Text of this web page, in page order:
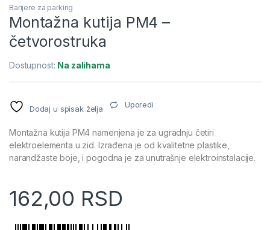
Barijere za parking
Montažna kutija PM4 –
četvorostruka
Dostupnost: Na zalihama
Dodaj u spisak želja Uporedi
Montažna kutija PM4 namenjena je za ugradnju četiri
elektroelementa u zid. Izrađena je od kvalitetne plastike,
narandžaste boje, i pogodna je za unutrašnje elektroinstalacije.
162,00 RSD